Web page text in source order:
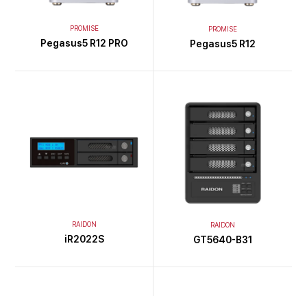
PROMISE
Pegasus5 R12 PRO
PROMISE
Pegasus5 R12
RAIDON
iR2022S
RAIDON
GT5640-B31